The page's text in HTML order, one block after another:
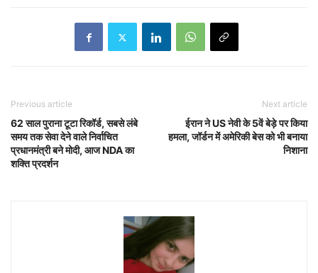
Previous article
62 साल पुराना टूटा रिकॉर्ड, सबसे लंबे
समय तक सेवा देने वाले निर्वाचित
प्रधानमंत्री बने मोदी, आज NDA का
शक्ति प्रदर्शन
Next article
ईरान ने US नेवी के 5वें बेड़े पर किया
हमला, जॉर्डन में अमेरिकी बेस को भी बनाया
निशाना